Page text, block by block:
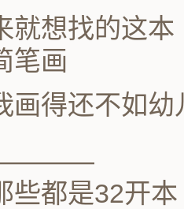
就想找的这本
笔画
画得还不如
些都是32开本